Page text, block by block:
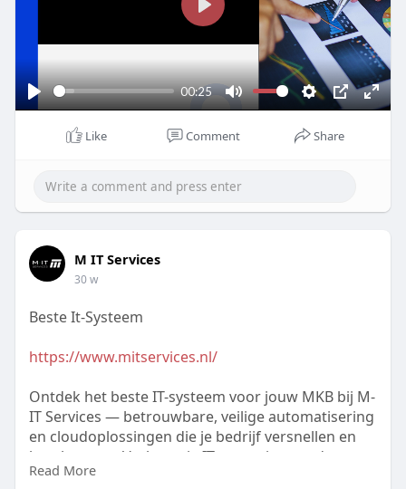
P
00:25
M
u
S
e
P
I
E
e
n
P
l
a
y
Like Comment Share
M IT Services
30 w
Beste It-Systeem
https://www.mitservices.nl/
Ontdek het beste IT-systeem voor jouw MKB bij M-
IT Services — betrouwbare, veilige automatisering
en cloudoplossingen die je bedrijf versnellen en
beschermen. Verbeter je IT-omgeving vandaag
nog, neem contact op!
Read More